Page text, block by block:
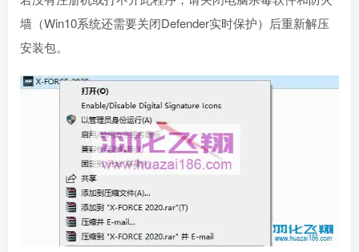
墙（Win10系统还需要关闭Defender实时保护）后重新解压
安装包。